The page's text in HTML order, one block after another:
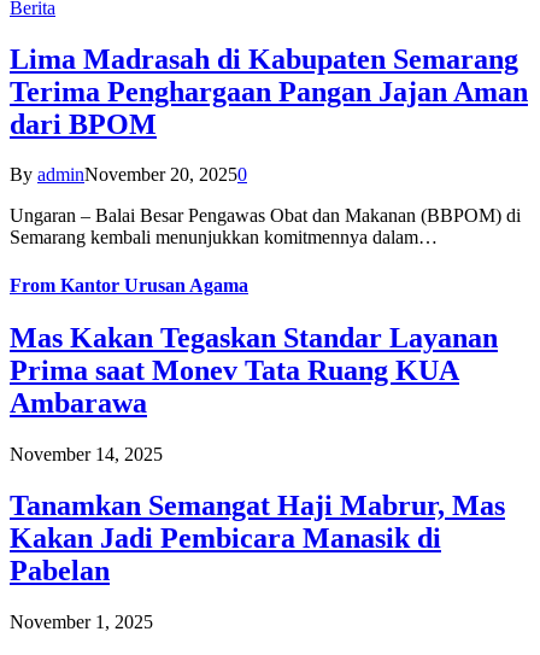
Berita
Lima Madrasah di Kabupaten Semarang
Terima Penghargaan Pangan Jajan Aman
dari BPOM
By adminNovember 20, 20250
Ungaran – Balai Besar Pengawas Obat dan Makanan (BBPOM) di
Semarang kembali menunjukkan komitmennya dalam…
From Kantor Urusan Agama
Mas Kakan Tegaskan Standar Layanan
Prima saat Monev Tata Ruang KUA
Ambarawa
November 14, 2025
Tanamkan Semangat Haji Mabrur, Mas
Kakan Jadi Pembicara Manasik di
Pabelan
November 1, 2025